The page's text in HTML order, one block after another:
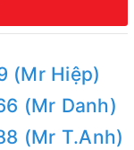
(Mr Hiệp)
(Mr Danh)
(Mr T.Anh)